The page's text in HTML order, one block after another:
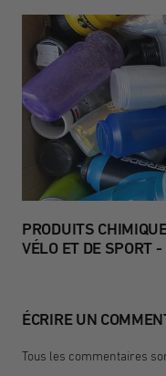
PRODUITS
VÉLO ET DE SPORT
ÉCRIRE UN
Tous les commentaires